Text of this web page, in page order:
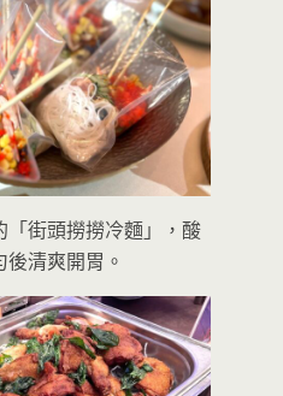
「街頭撈撈冷麵」，酸
清爽開胃。